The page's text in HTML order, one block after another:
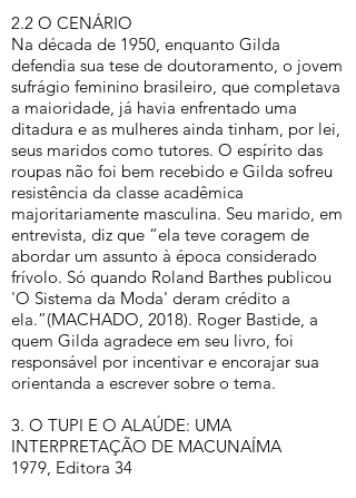
2.2 O CENÁRIO
Na década de 1950, enquanto Gilda
defendia sua tese de doutoramento, o jovem
sufrágio feminino brasileiro, que completava
a maioridade, já havia enfrentado uma
ditadura e as mulheres ainda tinham, por lei,
seus maridos como tutores. O espírito das
roupas não foi bem recebido e Gilda sofreu
resistência da classe acadêmica
majoritariamente masculina. Seu marido, em
entrevista, diz que “ela teve coragem de
abordar um assunto à época considerado
frívolo. Só quando Roland Barthes publicou
'O Sistema da Moda' deram crédito a
ela.”(MACHADO, 2018). Roger Bastide, a
quem Gilda agradece em seu livro, foi
responsável por incentivar e encorajar sua
orientanda a escrever sobre o tema.
3. O TUPI E O ALAÚDE: UMA
INTERPRETAÇÃO DE MACUNAÍMA
1979, Editora 34